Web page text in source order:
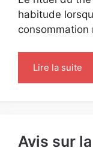
habitude
Lire la suite
Avis sur